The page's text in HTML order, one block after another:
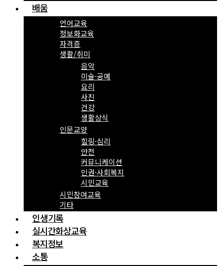
배움
언어교육
정보화교육
자격증
생활/취미
음악
미술·공예
요리
사진
건강
생활상식
인문교양
힐링·심리
안전
커뮤니케이션
인권·사회복지
시민교육
시민참여교육
기타
인생기록
실시간화상교육
복지정보
소통